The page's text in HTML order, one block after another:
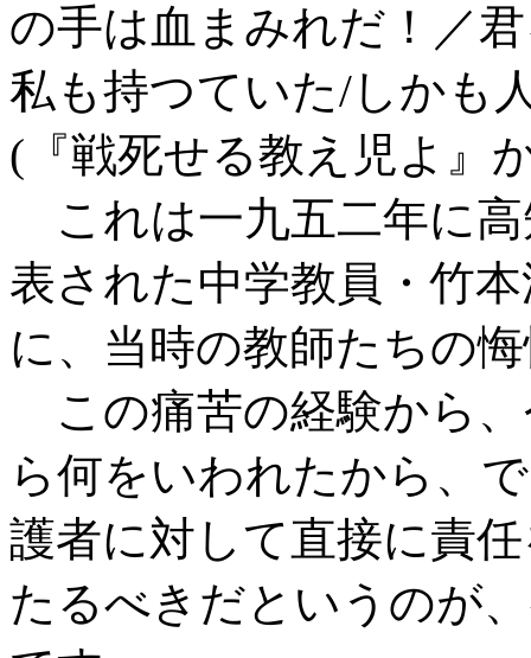
の手は血まみれだ！／
私も持つていた/しかも
(『戦死せる教え児よ』
これは一九五二年に高
表された中学教員・竹
に、当時の教師たちの
この痛苦の経験から
ら何をいわれたから、
護者に対して直接に責
たるべきだというのが